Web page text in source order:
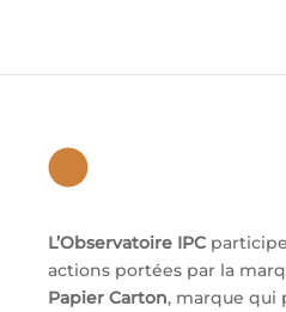
L’Observatoire IPC
actions portées par la
Papier Carton, marque qui